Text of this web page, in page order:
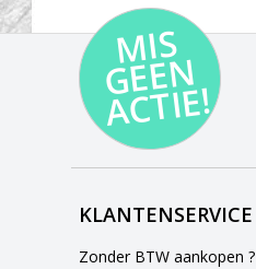
MI
S
G
E
E
N
A
C
TI
E!
KLANTENSERVICE
Zonder BTW aankopen ?